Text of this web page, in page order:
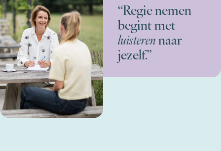
“Regie nemen
begint met
luisterennaar
jezelf.”